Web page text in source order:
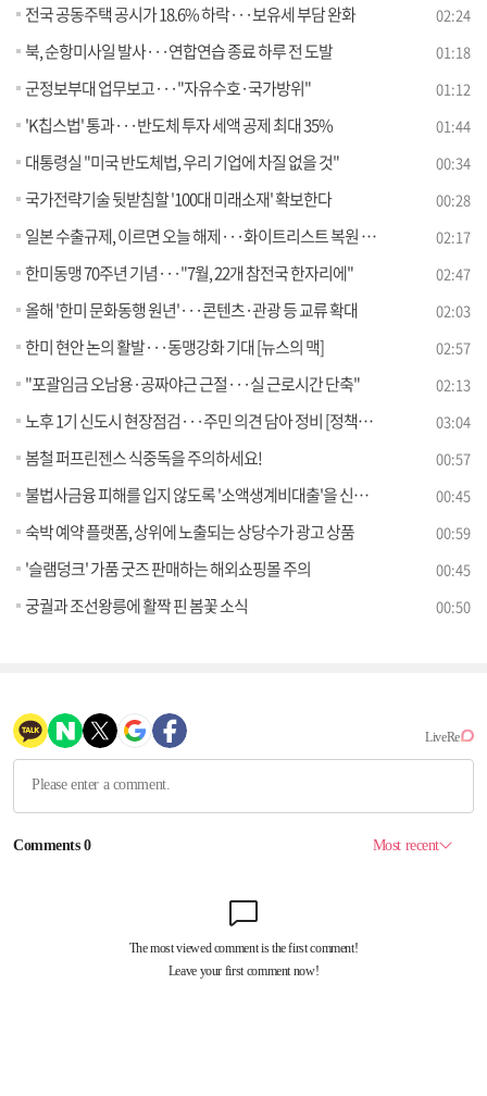
전국 공동주택 공시가 18.6% 하락···보유세 부담 완화 02:24
북, 순항미사일 발사···연합연습 종료 하루 전 도발 01:18
군정보부대 업무보고···"자유수호·국가방위" 01:12
'K칩스법' 통과···반도체 투자 세액 공제 최대 35% 01:44
대통령실 "미국 반도체법, 우리 기업에 차질 없을 것" 00:34
국가전략기술 뒷받침할 '100대 미래소재' 확보한다 00:28
일본 수출규제, 이르면 오늘 해제···화이트리스트 복원 착수 02:17
한미동맹 70주년 기념···"7월, 22개 참전국 한자리에" 02:47
올해 '한미 문화동행 원년'···콘텐츠·관광 등 교류 확대 02:03
한미 현안 논의 활발···동맹강화 기대 [뉴스의 맥] 02:57
"포괄임금 오남용·공짜야근 근절···실 근로시간 단축" 02:13
노후 1기 신도시 현장점검···주민 의견 담아 정비 [정책현장+] 03:04
봄철 퍼프린젠스 식중독을 주의하세요! 00:57
불법사금융 피해를 입지 않도록 '소액생계비대출'을 신청하세요 00:45
숙박 예약 플랫폼, 상위에 노출되는 상당수가 광고 상품 00:59
'슬램덩크' 가품 굿즈 판매하는 해외쇼핑몰 주의 00:45
궁궐과 조선왕릉에 활짝 핀 봄꽃 소식 00:50